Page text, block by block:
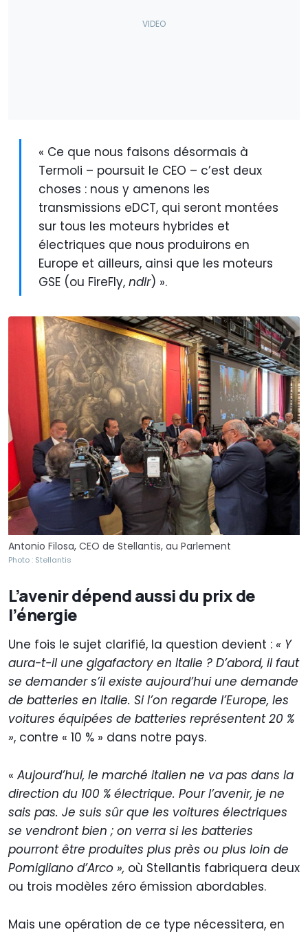
« Ce que nous faisons désormais à
Termoli – poursuit le CEO – c’est deux
choses : nous y amenons les
transmissions eDCT, qui seront montées
sur tous les moteurs hybrides et
électriques que nous produirons en
Europe et ailleurs, ainsi que les moteurs
GSE (ou FireFly, ndlr) ».
Antonio Filosa, CEO de Stellantis, au Parlement
Photo : Stellantis
L’avenir dépend aussi du prix de
l’énergie
Une fois le sujet clarifié, la question devient : « Y
aura-t-il une gigafactory en Italie ? D’abord, il faut
se demander s’il existe aujourd’hui une demande
de batteries en Italie. Si l’on regarde l’Europe, les
voitures équipées de batteries représentent 20 %
», contre « 10 % » dans notre pays.
« Aujourd’hui, le marché italien ne va pas dans la
direction du 100 % électrique. Pour l’avenir, je ne
sais pas. Je suis sûr que les voitures électriques
se vendront bien ; on verra si les batteries
pourront être produites plus près ou plus loin de
Pomigliano d’Arco », où Stellantis fabriquera deux
ou trois modèles zéro émission abordables.
Mais une opération de ce type nécessitera, en